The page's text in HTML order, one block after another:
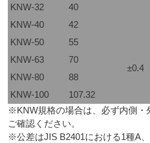
KNW-32
40
KNW-40
42
KNW-50
55
±0.4
KNW-63
70
KNW-80
88
KNW-100
107.32
※KNW規格の場合は、必ず内側・
ご確認ください。
※公差はJIS B2401における1種A